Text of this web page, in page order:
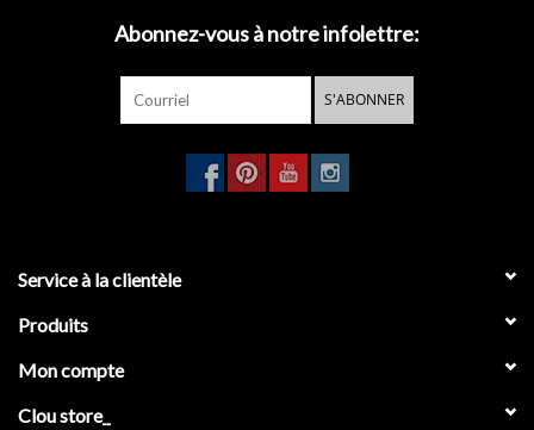
Abonnez-vous à notre infolettre:
S'ABONNER
Service à la clientèle
Produits
Mon compte
Clou store_